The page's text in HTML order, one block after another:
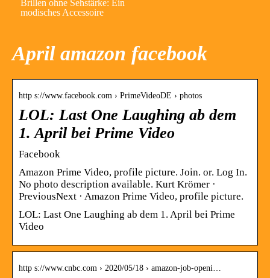
Brillen ohne Sehstärke: Ein
modisches Accessoire
April amazon facebook
http s://www.facebook.com › PrimeVideoDE › photos
LOL: Last One Laughing ab dem
1. April bei Prime Video
Facebook
Amazon Prime Video, profile picture. Join. or. Log In.
No photo description available. Kurt Krömer ·
PreviousNext · Amazon Prime Video, profile picture.
LOL: Last One Laughing ab dem 1. April bei Prime
Video
http s://www.cnbc.com › 2020/05/18 › amazon-job-openi…